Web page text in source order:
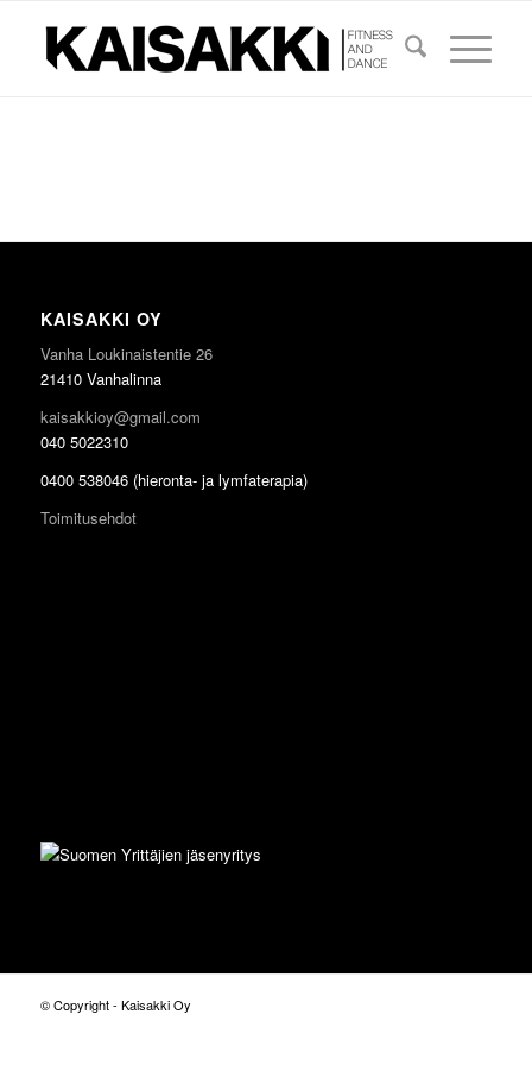
KAISAKKI OY
Vanha Loukinaistentie 26
21410 Vanhalinna
kaisakkioy@gmail.com
040 5022310
0400 538046 (hieronta- ja lymfaterapia)
Toimitusehdot
© Copyright - Kaisakki Oy